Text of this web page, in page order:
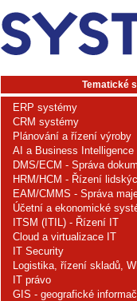
Tematické
ERP systémy
CRM systémy
Plánování a řízení výroby
AI a Business Intelligence
DMS/ECM - Správa
HRM/HCM - Řízení
EAM/CMMS - Správa
Účetní a ekonomické
ITSM (ITIL) - Řízení IT
Cloud a virtualizace IT
IT Security
Logistika, řízení skladů,
IT právo
GIS - geografické